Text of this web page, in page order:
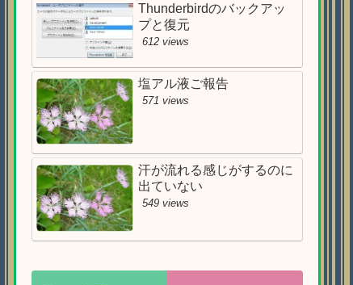
Thunderbirdのバックアッ
プと復元
612 views
塩アル液ご報告
571 views
汗が流れる感じがするのに
出ていない
549 views